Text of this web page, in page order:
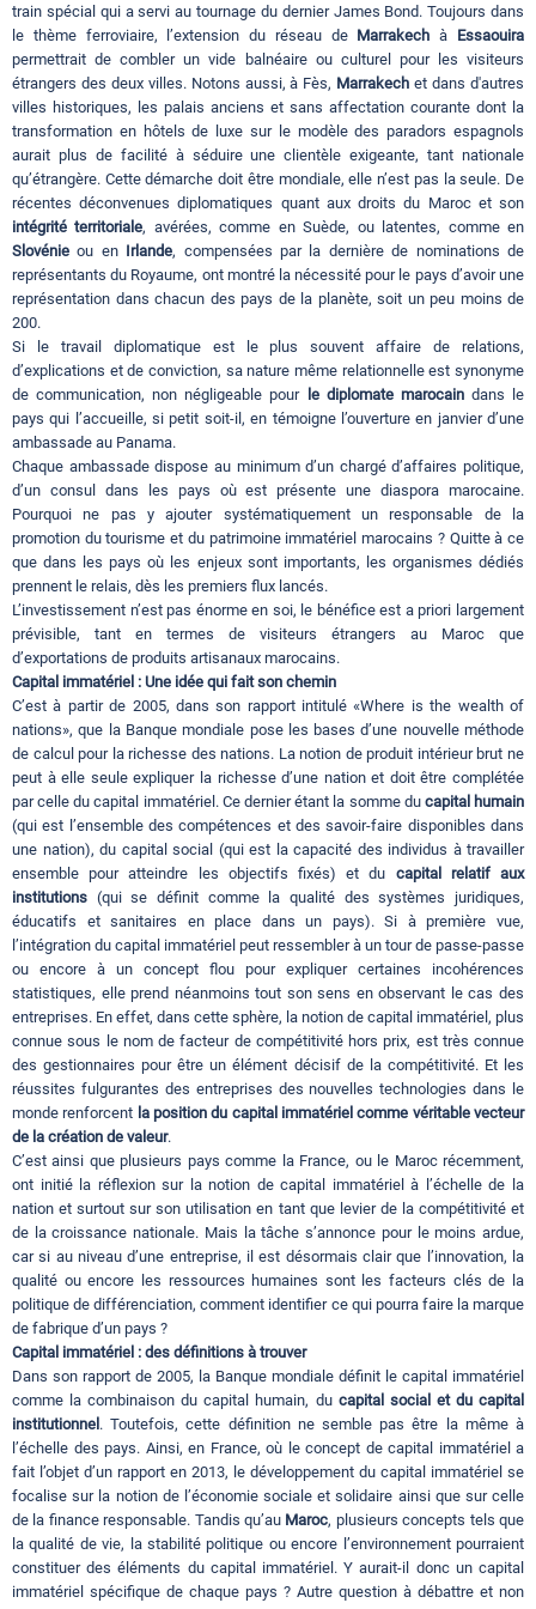
train spécial qui a servi au tournage du dernier James Bond. Toujours dans
le thème ferroviaire, l’extension du réseau de Marrakech à Essaouira
permettrait de combler un vide balnéaire ou culturel pour les visiteurs
étrangers des deux villes. Notons aussi, à Fès, Marrakech et dans d'autres
villes historiques, les palais anciens et sans affectation courante dont la
transformation en hôtels de luxe sur le modèle des paradors espagnols
aurait plus de facilité à séduire une clientèle exigeante, tant nationale
qu’étrangère. Cette démarche doit être mondiale, elle n’est pas la seule. De
récentes déconvenues diplomatiques quant aux droits du Maroc et son
intégrité territoriale, avérées, comme en Suède, ou latentes, comme en
Slovénie ou en Irlande, compensées par la dernière de nominations de
représentants du Royaume, ont montré la nécessité pour le pays d’avoir une
représentation dans chacun des pays de la planète, soit un peu moins de
200.
Si le travail diplomatique est le plus souvent affaire de relations,
d’explications et de conviction, sa nature même relationnelle est synonyme
de communication, non négligeable pour le diplomate marocaindans le
pays qui l’accueille, si petit soit-il, en témoigne l’ouverture en janvier d’une
ambassade au Panama.
Chaque ambassade dispose au minimum d’un chargé d’affaires politique,
d’un consul dans les pays où est présente une diaspora marocaine.
Pourquoi ne pas y ajouter systématiquement un responsable de la
promotion du tourisme et du patrimoine immatériel marocains ? Quitte à ce
que dans les pays où les enjeux sont importants, les organismes dédiés
prennent le relais, dès les premiers flux lancés.
L’investissement n’est pas énorme en soi, le bénéfice est a priori largement
prévisible, tant en termes de visiteurs étrangers au Maroc que
d’exportations de produits artisanaux marocains.
Capital immatériel : Une idée qui fait son chemin
C’est à partir de 2005, dans son rapport intitulé «Where is the wealth of
nations», que la Banque mondiale pose les bases d’une nouvelle méthode
de calcul pour la richesse des nations. La notion de produit intérieur brut ne
peut à elle seule expliquer la richesse d’une nation et doit être complétée
par celle du capital immatériel. Ce dernier étant la somme du capital humain
(qui est l’ensemble des compétences et des savoir-faire disponibles dans
une nation), du capital social (qui est la capacité des individus à travailler
ensemble pour atteindre les objectifs fixés) et du capital relatif aux
institutions (qui se définit comme la qualité des systèmes juridiques,
éducatifs et sanitaires en place dans un pays). Si à première vue,
l’intégration du capital immatériel peut ressembler à un tour de passe-passe
ou encore à un concept flou pour expliquer certaines incohérences
statistiques, elle prend néanmoins tout son sens en observant le cas des
entreprises. En effet, dans cette sphère, la notion de capital immatériel, plus
connue sous le nom de facteur de compétitivité hors prix, est très connue
des gestionnaires pour être un élément décisif de la compétitivité. Et les
réussites fulgurantes des entreprises des nouvelles technologies dans le
monde renforcent la position du capital immatériel comme véritable vecteur
de la création de valeur.
C’est ainsi que plusieurs pays comme la France, ou le Maroc récemment,
ont initié la réflexion sur la notion de capital immatériel à l’échelle de la
nation et surtout sur son utilisation en tant que levier de la compétitivité et
de la croissance nationale. Mais la tâche s’annonce pour le moins ardue,
car si au niveau d’une entreprise, il est désormais clair que l’innovation, la
qualité ou encore les ressources humaines sont les facteurs clés de la
politique de différenciation, comment identifier ce qui pourra faire la marque
de fabrique d’un pays ?
Capital immatériel : des définitions à trouver
Dans son rapport de 2005, la Banque mondiale définit le capital immatériel
comme la combinaison du capital humain, du capital social et du capital
institutionnel . Toutefois, cette définition ne semble pas être la même à
l’échelle des pays. Ainsi, en France, où le concept de capital immatériel a
fait l’objet d’un rapport en 2013, le développement du capital immatériel se
focalise sur la notion de l’économie sociale et solidaire ainsi que sur celle
de la finance responsable. Tandis qu’au Maroc, plusieurs concepts tels que
la qualité de vie, la stabilité politique ou encore l’environnement pourraient
constituer des éléments du capital immatériel. Y aurait-il donc un capital
immatériel spécifique de chaque pays ? Autre question à débattre et non